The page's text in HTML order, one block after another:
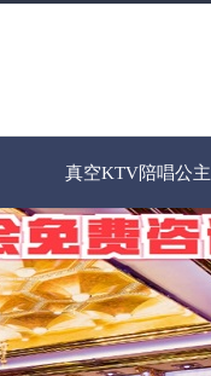
真空KTV陪唱公主